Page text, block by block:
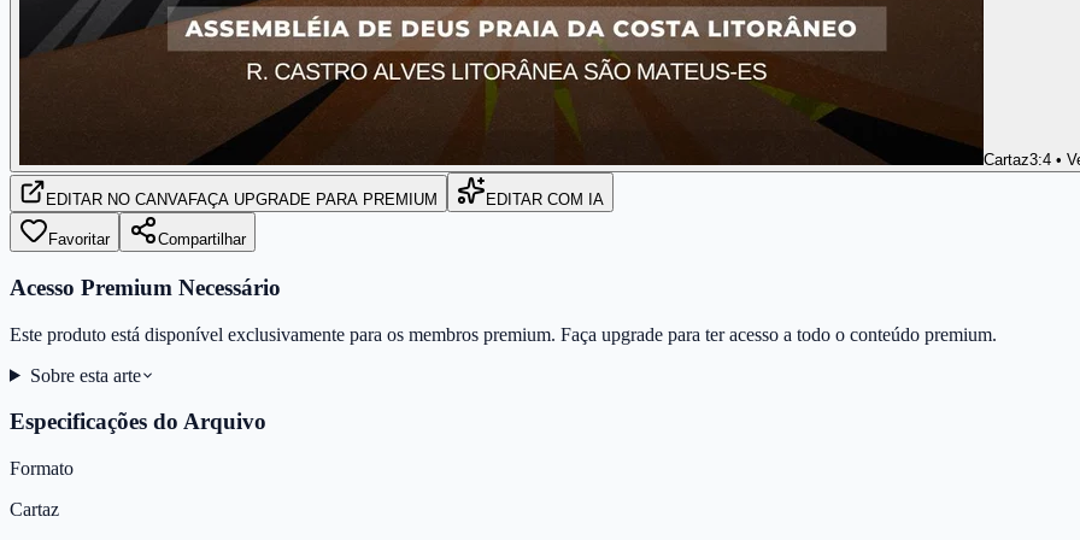
Cartaz3:4 •
EDITAR NO CANVAFAÇA UPGRADE PARA PREMIUM EDITAR COM IA
Favoritar Compartilhar
Acesso Premium Necessário
Este produto está disponível exclusivamente para os membros premium. Faça upgrade para ter acesso a todo o conteúdo premium.
Sobre esta arte
Especificações do Arquivo
Formato
Cartaz